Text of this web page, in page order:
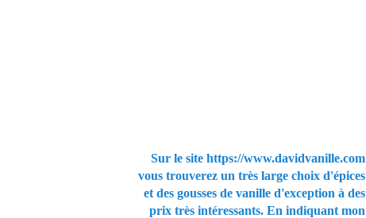
Sur le site https://www.davidvanille.com
vous trouverez un très large choix d'épices
et des gousses de vanille d'exception à des
prix très intéressants. En indiquant mon